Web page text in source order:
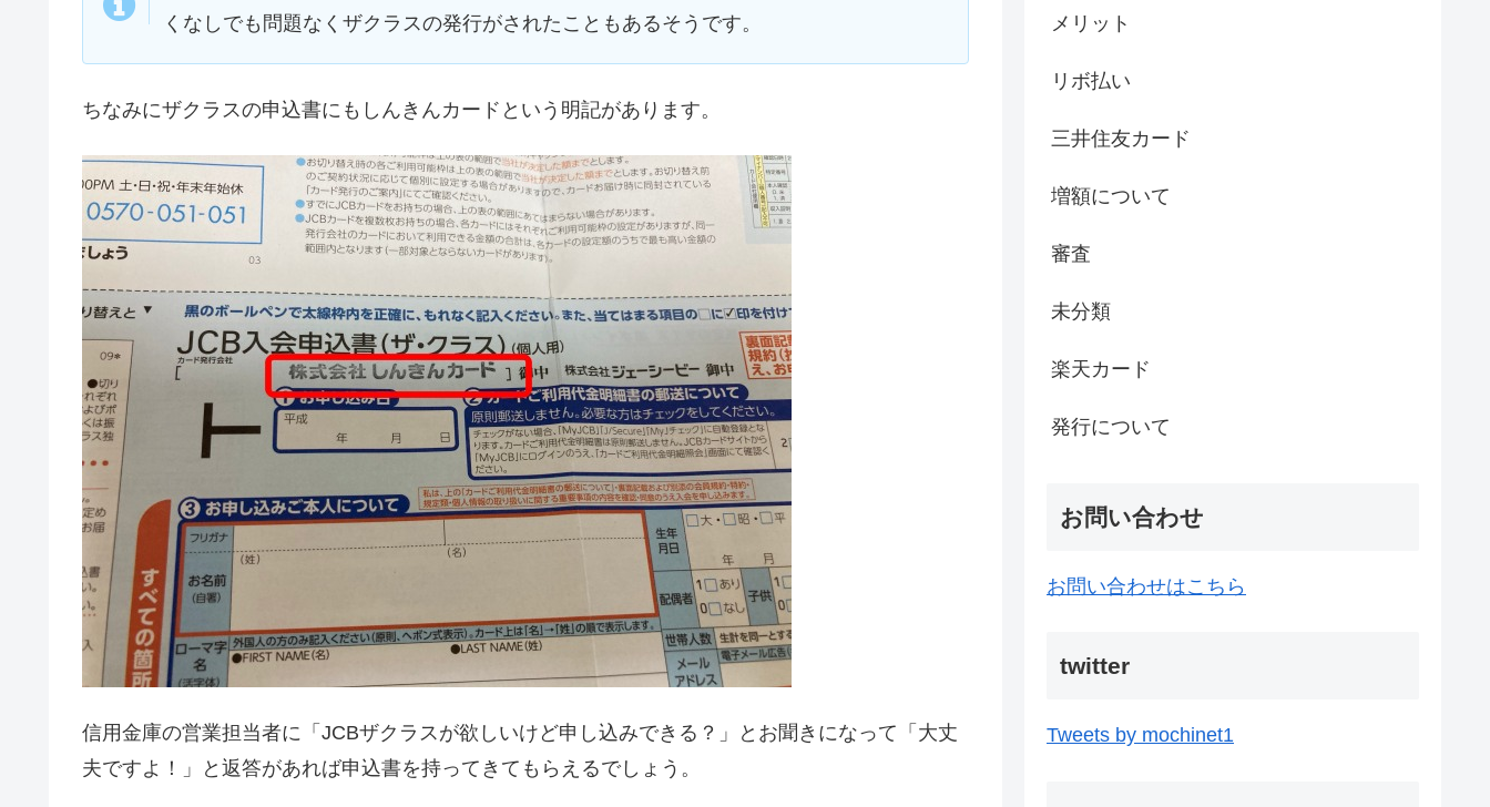
くなしでも問題なくザクラスの発行がされたこともあるそうです。
ちなみにザクラスの申込書にもしんきんカードという明記があります。
信用金庫の営業担当者に「JCBザクラスが欲しいけど申し込みできる？」とお聞きになって「大丈
夫ですよ！」と返答があれば申込書を持ってきてもらえるでしょう。
メリット
リボ払い
三井住友カード
増額について
審査
未分類
楽天カード
発行について
お問い合わせ
お問い合わせはこちら
twitter
Tweets by mochinet1